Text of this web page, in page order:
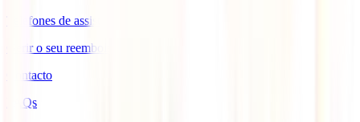
Telefones de assistência
Gerir o seu reembolso
Contacto
FAQs